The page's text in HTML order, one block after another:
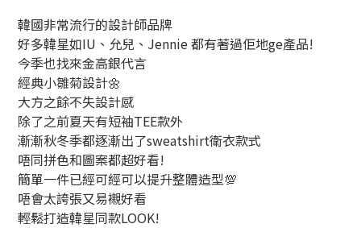
韓國非常流行的設計師品牌
好多韓星如IU、允兒、Jennie 都有著過佢地ge產品!
今季也找來金高銀代言
經典小雛菊設計🌼
大方之餘不失設計感
除了之前夏天有短袖TEE款外
漸漸秋冬季都逐漸出了sweatshirt衛衣款式
唔同拼色和圖案都超好看!
簡單一件已經可經可以提升整體造型💯
唔會太誇張又易襯好看
輕鬆打造韓星同款LOOK!